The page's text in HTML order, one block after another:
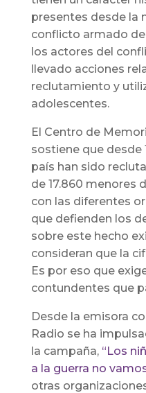
presentes desde la
conflicto armado
los actores del
llevado acciones
reclutamiento y
adolescentes.
El Centro de
sostiene que desde
país han sido
de 17.860 menores
con las diferentes
que defienden los
sobre este hecho
consideran que la
Es por eso que
contundentes que
Desde la emisora
Radio se ha
la campaña, “Los
a la guerra no
otras